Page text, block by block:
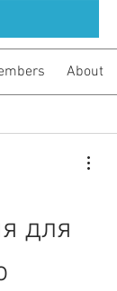
About
для